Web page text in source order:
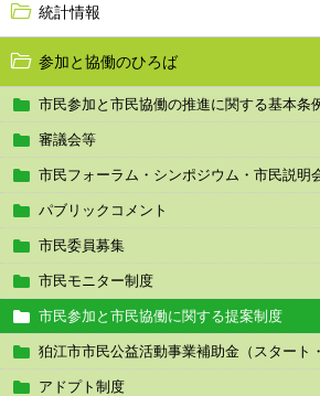
統計情報
参加と協働のひろば
市民参加と市民協働の推進に関する基本条
審議会等
市民フォーラム・シンポジウム・市民説明
パブリックコメント
市民委員募集
市民モニター制度
市民参加と市民協働に関する提案制度
狛江市市民公益活動事業補助金（スタート
アドプト制度